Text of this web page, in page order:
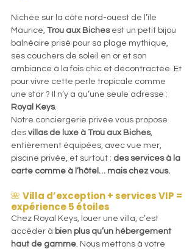
Nichée sur la côte nord-ouest de l’île
Maurice, Trou aux Biches est un petit bijou
balnéaire prisé pour sa plage mythique,
ses couchers de soleil en or et son
ambiance à la fois chic et décontractée. Et
pour vivre cette perle tropicale comme
une star ? Il n’y a qu’une seule adresse :
Royal Keys.
Notre conciergerie privée vous propose
des villas de luxe à Trou aux Biches,
entièrement équipées, avec vue mer,
piscine privée, et surtout : des services à la
carte comme à l’hôtel… mais chez vous.
🌺 Villa d’exception + services VIP =
expérience 5 étoiles
Chez Royal Keys, louer une villa, c’est
accéder à bien plus qu’un hébergement
haut de gamme. Nous mettons à votre